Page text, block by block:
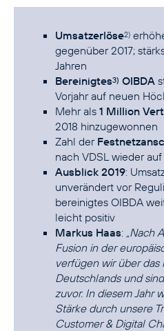
Umsatzerlöse2)
gegenüber 2017;
Jahren
Bereinigtes3) OIBDA
Vorjahr auf neuen
Mehr als 1 Million
2018 hinzugewonnen
Zahl der
nach VDSL wieder
Ausblick 2019:
unverändert vor
bereinigtes OIBDA
leicht positiv
Markus Haas: „Nach
Fusion in der
verfügen wir über das
Deutschlands und
zuvor. In diesem Jahr
Stärke durch unsere
Customer & Digital